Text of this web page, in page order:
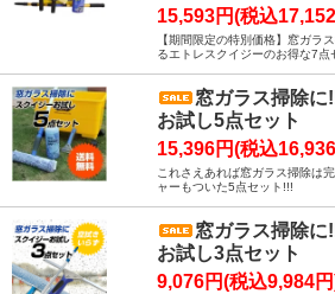
年末年始のお届けはお待ち頂く形に
が、より早くお届けできるよう努め
今後ともエトレスクイジー販売店
お願い致します。
15,593円(税込
【期間限定の特別価格】窓ガラ
るエトレスクイジーのお得な7点
窓ガラス掃除
お試し5点セット
15,396円(税込
これさえあれば窓ガラス掃除は
ャーもついた5点セット!!!
窓ガラス掃除
お試し3点セット
9,076円(税込9,984